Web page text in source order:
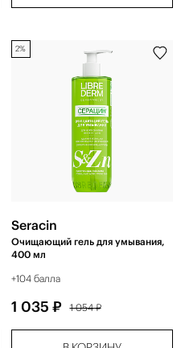
Seracin
Очищающий гель для умывания,
400 мл
+104 балла
1 035 ₽ 1 054 ₽
2%